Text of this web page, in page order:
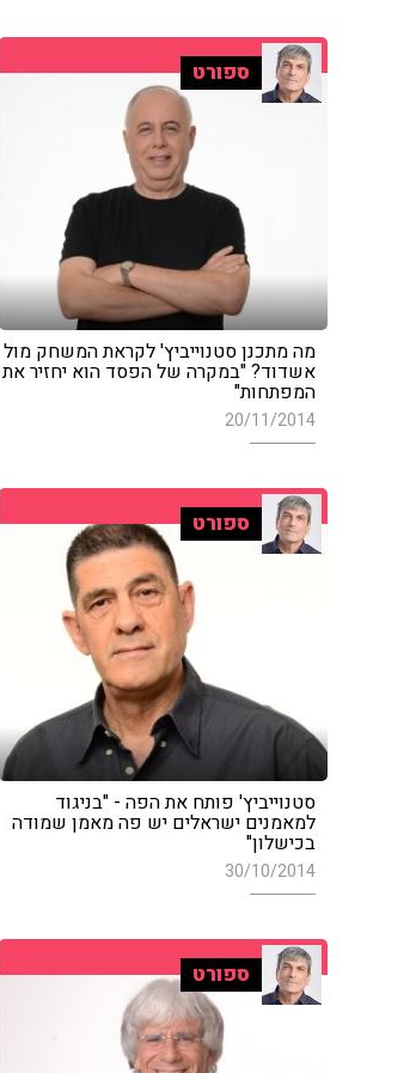
ספורט
מה מתכנן סטנוייביץ' לקראת המשחק מול
אשדוד? "במקרה של הפסד הוא יחזיר את
המפתחות"
20/11/2014
ספורט
סטנוייביץ' פותח את הפה - "בניגוד
למאמנים ישראלים יש פה מאמן שמודה
בכישלון"
30/10/2014
ספורט